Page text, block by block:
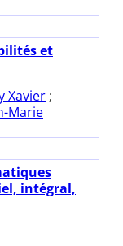
et
Xavier ;
Marie
intégral,